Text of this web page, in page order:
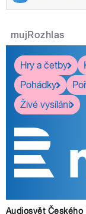
mujRozhlas
Hry a četby
Pohádky
Živé vysílání
Audiosvět